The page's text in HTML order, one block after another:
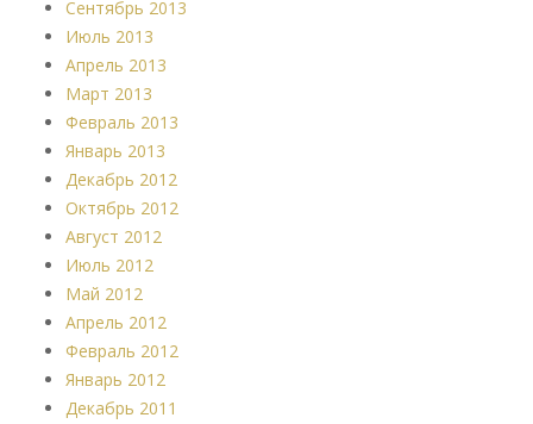
Сентябрь 2013
Июль 2013
Апрель 2013
Март 2013
Февраль 2013
Январь 2013
Декабрь 2012
Октябрь 2012
Август 2012
Июль 2012
Май 2012
Апрель 2012
Февраль 2012
Январь 2012
Декабрь 2011